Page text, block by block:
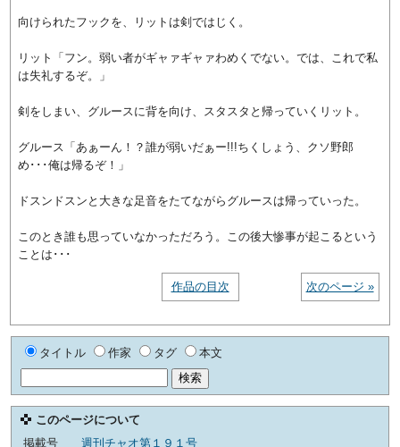
向けられたフックを、リットは剣ではじく。
リット「フン。弱い者がギャァギャァわめくでない。では、これで私
は失礼するぞ。」
剣をしまい、グルースに背を向け、スタスタと帰っていくリット。
グルース「あぁーん！？誰が弱いだぁー!!!ちくしょう、クソ野郎
め･･･俺は帰るぞ！」
ドスンドスンと大きな足音をたてながらグルースは帰っていった。
このとき誰も思っていなかっただろう。この後大惨事が起こるという
ことは･･･
次のページ »
作品の目次
タイトル 作家 タグ 本文
このページについて
掲載号
週刊チャオ第１９１号